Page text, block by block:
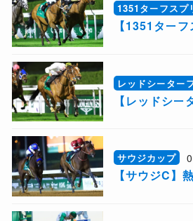
1351ターフスプ
【1351ター
レッドシーター
【レッドシ
サウジカップ
【サウジC】